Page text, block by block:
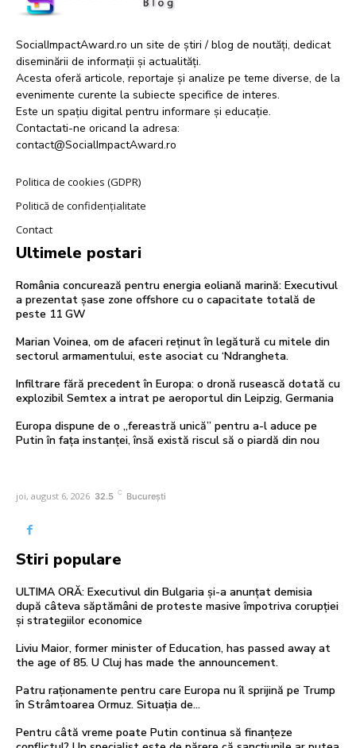
SocialImpactAward.ro un site de știri / blog de noutăți, dedicat
diseminării de informații și actualități.
Acesta oferă articole, reportaje și analize pe teme diverse, de la
evenimente curente la subiecte specifice de interes.
Este un spațiu digital pentru informare și educație.
Contactati-ne oricand la adresa:
contact@SocialImpactAward.ro
Politica de cookies (GDPR)
Politică de confidențialitate
Contact
Ultimele postari
România concurează pentru energia eoliană marină: Executivul
a prezentat șase zone offshore cu o capacitate totală de
peste 11 GW
Marian Voinea, om de afaceri reținut în legătură cu mitele din
sectorul armamentului, este asociat cu ‘Ndrangheta.
Infiltrare fără precedent în Europa: o dronă rusească dotată cu
explozibil Semtex a intrat pe aeroportul din Leipzig, Germania
Europa dispune de o „fereastră unică” pentru a-l aduce pe
Putin în fața instanței, însă există riscul să o piardă din nou
joi, august 6, 2026 32.5 C București
Stiri populare
ULTIMA ORĂ: Executivul din Bulgaria și-a anunțat demisia
după câteva săptămâni de proteste masive împotriva corupției
și strategiilor economice
Liviu Maior, former minister of Education, has passed away at
the age of 85. U Cluj has made the announcement.
Patru raționamente pentru care Europa nu îl sprijină pe Trump
în Strâmtoarea Ormuz. Situația de…
Pentru câtă vreme poate Putin continua să finanțeze